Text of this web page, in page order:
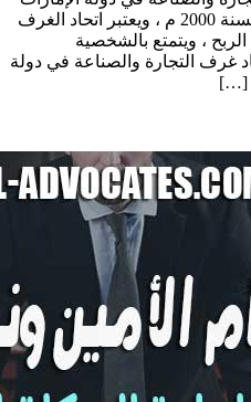
بموجب القانون الاتحادي رقم 22 لسنة 2000 م ، ويعتبر اتحاد الغرف
، ويتمتع بالشخصية
غرف التجارة والصناعة في دولة
[…]